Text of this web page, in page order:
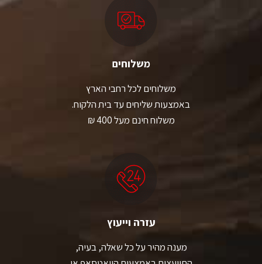
משלוחים
משלוחים לכל רחבי הארץ
באמצעות שליחים עד בית הלקוח.
משלוח חינם מעל 400 ₪
עזרה וייעוץ
מענה מהיר על כל שאלה, בעיה,